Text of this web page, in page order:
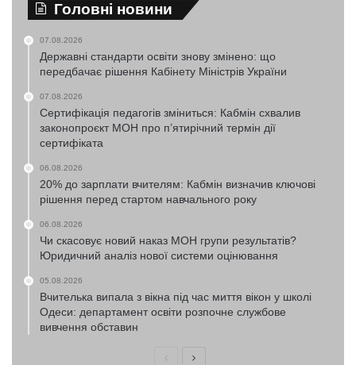
Головні новини
07.08.2026
Державні стандарти освіти знову змінено: що
передбачає рішення Кабінету Міністрів України
07.08.2026
Сертифікація педагогів зміниться: Кабмін схвалив
законопроєкт МОН про п’ятирічний термін дії
сертифіката
06.08.2026
20% до зарплати вчителям: Кабмін визначив ключові
рішення перед стартом навчального року
06.08.2026
Чи скасовує новий наказ МОН групи результатів?
Юридичний аналіз нової системи оцінювання
05.08.2026
Вчителька випала з вікна під час миття вікон у школі
Одеси: департамент освіти розпочне службове
вивчення обставин
ПопередняНаступна